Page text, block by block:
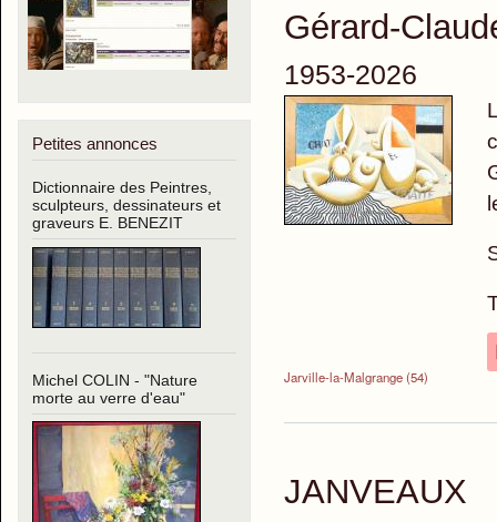
Petites annonces
Dictionnaire des Peintres,
sculpteurs, dessinateurs et
graveurs E. BENEZIT
Michel COLIN - "Nature
morte au verre d'eau"
Gérard-
1953-2026
Jarville-la-Malgrange (54)
JANVEAUX